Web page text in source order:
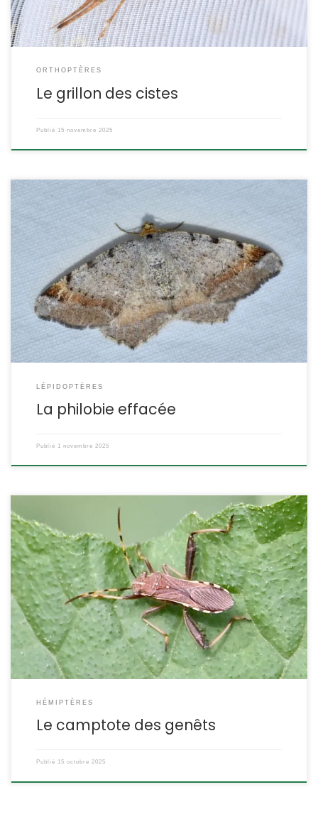
ORTHOPTÈRES
Le grillon des cistes
Publié 15 novembre 2025
C’est un Geometridae présent et commun partout en France,
mais sa présence est inféodée aux conifères, en milieu forestier
ou urbain. Attiré par la lumière, il vient parfois en nombre sur les
pièges à lampe UV. Macaria liturata Clerck,1759 (syn. : Semiothisa
liturata) POSITION SYSTÉMATIQUE : Insecte, Lépidoptère, Hétérocère,
Famille des Geometridae, sous-famille des […]
LÉPIDOPTÈRES
La philobie effacée
Publié 1 novembre 2025
Cette punaise méditerranéenne bien que polyphage s’intéresse
principalement aux fabacées. On la reconnaitra à sa tête large et
triangulaire, à ses fémurs postérieurs dentés et ses tibias
postérieurs orangés et courbes. Inquiétée elle s’envole
rapidement laissant apparaître son abdomen orangé.
Camptopus lateralis Germar,1817. POSITION SYSTÉMATIQUE :
Insecte, Hémiptère, Hétéroptère Famille des Alydidae, sous-
famille […]
HÉMIPTÈRES
Le camptote des genêts
Publié 15 octobre 2025